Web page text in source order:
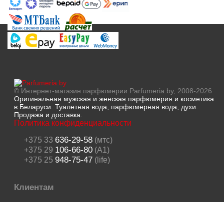
© Интернет-магазин парфюмерии Parfumeria.by, 2008-2026
Оригинальная мужская и женская парфюмерия и косметика
в Беларуси. Туалетная вода, парфюмерная вода, духи.
Продажа и доставка.
Политика конфиденциальности
+375 33 636-29-58(мтс)
+375 29 106-66-80(A1)
+375 25 948-75-47(life)
Клиентам